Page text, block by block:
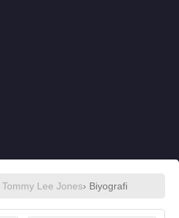
Tommy Lee Jones› Biyografi